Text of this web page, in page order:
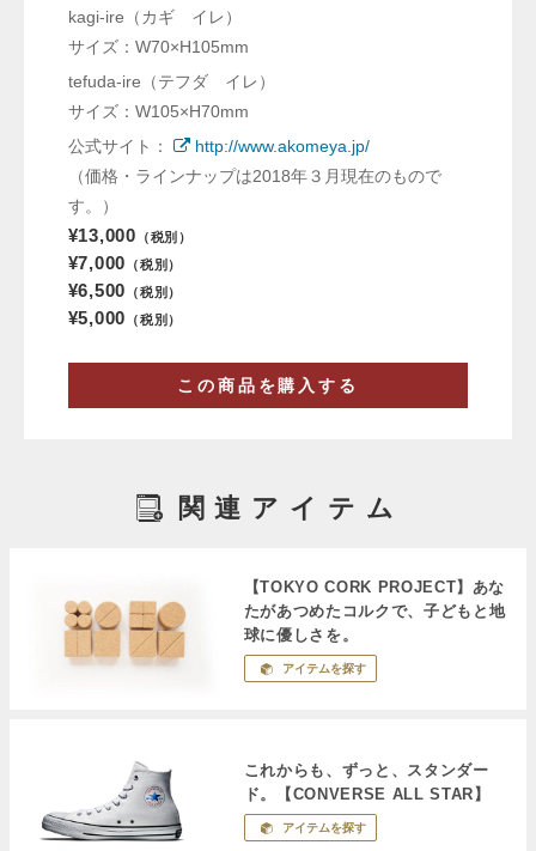
kagi-ire（カギ イレ）
サイズ：W70×H105mm
tefuda-ire（テフダ イレ）
サイズ：W105×H70mm
公式サイト：
http://www.akomeya.jp/
（価格・ラインナップは2018年３月現在のもので
す。）
¥13,000 （税別）
¥7,000 （税別）
¥6,500 （税別）
¥5,000 （税別）
この商品を購入する
関連アイテム
【TOKYO CORK PROJECT】あな
たがあつめたコルクで、子どもと地
球に優しさを。
アイテムを探す
これからも、ずっと、スタンダー
ド。【CONVERSE ALL STAR】
アイテムを探す